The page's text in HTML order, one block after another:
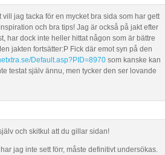
vill jag tacka för en mycket bra sida som har gett
och bra tips! Jag är också på jakt efter
har dock inte heller hittat någon som är bättre
jakten fortsätter:P Fick där emot syn på den
Default.asp?PID=8970 som kanske kan
testat själv ännu, men tycker den ser lovande
och skitkul att du gillar sidan!
jag inte sett förr, måste definitivt undersökas.